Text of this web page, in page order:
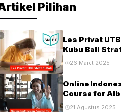
Pilihan
Les Privat
Kubu Bali
Terbaik untuk
26 Maret 2025
Online
Course for
Students and
21 Agustus 2025